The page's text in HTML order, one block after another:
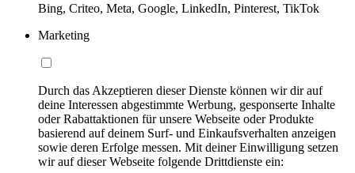
Bing, Criteo, Meta, Google, LinkedIn, Pinterest, TikTok
Marketing
Durch das Akzeptieren dieser Dienste können wir dir auf
deine Interessen abgestimmte Werbung, gesponserte Inhalte
oder Rabattaktionen für unsere Webseite oder Produkte
basierend auf deinem Surf- und Einkaufsverhalten anzeigen
sowie deren Erfolge messen. Mit deiner Einwilligung setzen
wir auf dieser Webseite folgende Drittdienste ein: